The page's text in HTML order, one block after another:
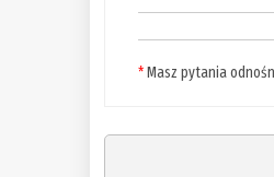
*Masz pytania